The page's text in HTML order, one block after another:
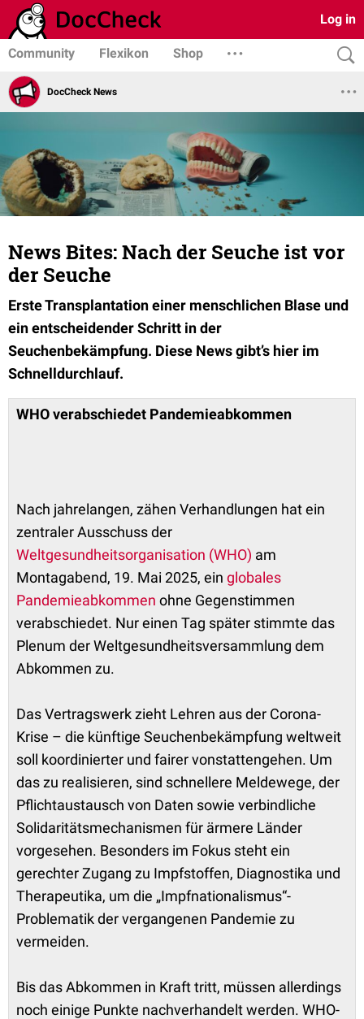
Log in
Community Flexikon Shop
DocCheck News
News Bites: Nach der Seuche ist vor
der Seuche
Erste Transplantation einer menschlichen Blase und
ein entscheidender Schritt in der
Seuchenbekämpfung. Diese News gibt’s hier im
Schnelldurchlauf.
WHO verabschiedet Pandemieabkommen
Nach jahrelangen, zähen Verhandlungen hat ein
zentraler Ausschuss der
Weltgesundheitsorganisation (WHO) am
Montagabend, 19. Mai 2025, ein globales
Pandemieabkommen ohne Gegenstimmen
verabschiedet. Nur einen Tag später stimmte das
Plenum der Weltgesundheitsversammlung dem
Abkommen zu.
Das Vertragswerk zieht Lehren aus der Corona-
Krise – die künftige Seuchenbekämpfung weltweit
soll koordinierter und fairer vonstattengehen. Um
das zu realisieren, sind schnellere Meldewege, der
Pflichtaustausch von Daten sowie verbindliche
Solidaritätsmechanismen für ärmere Länder
vorgesehen. Besonders im Fokus steht ein
gerechter Zugang zu Impfstoffen, Diagnostika und
Therapeutika, um die „Impfnationalismus“-
Problematik der vergangenen Pandemie zu
vermeiden.
Bis das Abkommen in Kraft tritt, müssen allerdings
noch einige Punkte nachverhandelt werden. WHO-